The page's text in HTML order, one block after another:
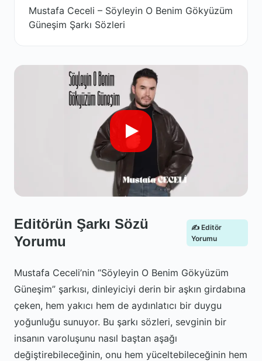
Mustafa Ceceli – Söyleyin O Benim Gökyüzüm
Güneşim Şarkı Sözleri
Editörün Şarkı Sözü
Yorumu
✍️ Editör
Yorumu
Mustafa Ceceli’nin “Söyleyin O Benim Gökyüzüm
Güneşim” şarkısı, dinleyiciyi derin bir aşkın girdabına
çeken, hem yakıcı hem de aydınlatıcı bir duygu
yoğunluğu sunuyor. Bu şarkı sözleri, sevginin bir
insanın varoluşunu nasıl baştan aşağı
değiştirebileceğinin, onu hem yüceltebileceğinin hem